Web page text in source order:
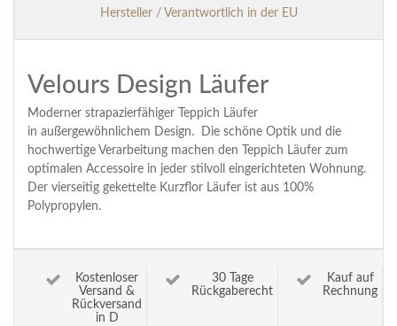
Hersteller / Verantwortlich in der EU
Velours Design Läufer
Moderner strapazierfähiger Teppich Läufer
in außergewöhnlichem Design. Die schöne Optik und die
hochwertige Verarbeitung machen den Teppich Läufer zum
optimalen Accessoire in jeder stilvoll eingerichteten Wohnung.
Der vierseitig gekettelte Kurzflor Läufer ist aus 100%
Polypropylen.
Kostenloser
Versand &
Rückversand
in D
30 Tage
Rückgaberecht
Kauf auf
Rechnung